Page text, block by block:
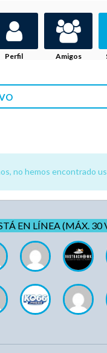
Perfil Amigos
no hemos encontrado
EN LÍNEA (MÁX. 30